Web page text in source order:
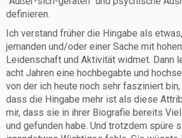
definieren.
Ich verstand früher die Hingabe als
jemanden und/oder einer Sache mit
Leidenschaft und Aktivität widmet. Dann
acht Jahren eine hochbegabte und
von der ich heute noch sehr fasziniert
dass die Hingabe mehr ist als diese
mir, dass sie in ihrer Biografie bereits
und gefunden habe. Und trotzdem spüre